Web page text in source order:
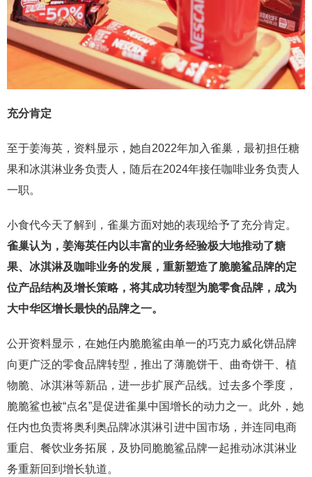
充分肯定
至于姜海英，资料显示，她自2022年加入雀巢，最初担任糖
果和冰淇淋业务负责人，随后在2024年接任咖啡业务负责人
一职。
小食代今天了解到，雀巢方面对她的表现给予了充分肯定。
雀巢认为，姜海英任内以丰富的业务经验极大地推动了糖
果、冰淇淋及咖啡业务的发展，重新塑造了脆脆鲨品牌的定
位产品结构及增长策略，将其成功转型为脆零食品牌，成为
大中华区增长最快的品牌之一。
公开资料显示，在她任内脆脆鲨由单一的巧克力威化饼品牌
向更广泛的零食品牌转型，推出了薄脆饼干、曲奇饼干、植
物脆、冰淇淋等新品，进一步扩展产品线。过去多个季度，
脆脆鲨也被“点名”是促进雀巢中国增长的动力之一。此外，她
任内也负责将奥利奥品牌冰淇淋引进中国市场，并连同电商
重启、餐饮业务拓展，及协同脆脆鲨品牌一起推动冰淇淋业
务重新回到增长轨道。